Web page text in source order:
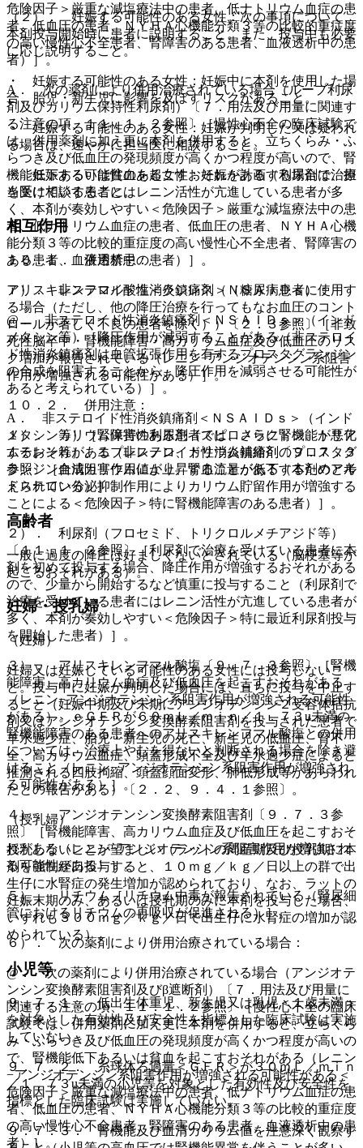
危険因子＞厳重な減塩療法中の患者、低ナトリウム血症の患
者、低血圧の患者、ＮＹＨＡ心機能分類３等の比較的重症度
の高い慢性心不全患者、腎障害のある患者、血液透析中の患
者）］。
A． 次の薬剤により併用治療されている場合（ループ利尿
剤及びカリウム保持性利尿剤）〔７．用法及び用量に関連す
る注意の項、１１．１．２参照〕［慢性心不全の臨床試験で
は、併用薬剤に加え更に本剤を併用すると、立ちくらみ・ふ
らつき及び低血圧の発現頻度が高くかつ程度が高いので、腎
機能低下あるいは貧血を起こすおそれがある（利尿剤で治療
を受けている患者にはレニン活性が亢進している患者が多
く、本剤が奏効しやすい＜危険因子＞厳重な減塩療法中の患
者、低ナトリウム血症の患者、低血圧の患者、ＮＹＨＡ心機
能分類３等の比較的重症度の高い慢性心不全患者、腎障害の
ある患者、血液透析中の患者）］。
７）． 非ステロイド性消炎鎮痛剤（ＮＳＡＩＤｓ）：
@． 非ステロイド性消炎鎮痛剤＜ＮＳＡＩＤｓ＞（インド
メタシン等）［降圧作用が減弱することがある（非ステロイ
ド性消炎鎮痛剤は血管拡張作用を有するプロスタグランジン
の合成を阻害することから、降圧作用を減弱させる可能性が
あると考えられている）］。
A． 非ステロイド性消炎鎮痛剤＜ＮＳＡＩＤｓ＞（インド
メタシン等）［腎障害のある患者では、さらに腎機能が悪化
するおそれがある（非ステロイド性消炎鎮痛剤のプロスタグ
ランジン合成阻害作用により、腎血流量が低下するためと考
えられている）］。
高齢者
一般に過度の降圧は好ましくないとされている（脳梗塞等が
起こるおそれがある）。
妊婦・授乳婦
（妊婦）
妊婦又は妊娠している可能性のある女性には投与しないこ
と。投与中に妊娠が判明した場合には、直ちに投与を中止す
ること（妊娠中期及び末期にアンジオテンシン２受容体拮抗
剤又はアンジオテンシン変換酵素阻害剤を投与された患者で
羊水過少症、胎児・新生児の死亡、新生児の低血圧、腎不
全、高カリウム血症、頭蓋形成不全及び羊水過少症によると
推測される四肢拘縮、頭蓋顔面変形、肺低形成等があらわれ
たとの報告がある）〔２．２、９．４．１参照〕。
（授乳婦）
授乳しないことが望ましい（ラットの周産期及び授乳期に本
剤を強制経口投与すると、１０ｍｇ／ｋｇ／日以上の群で出
生仔に水腎症の発生増加が認められており、なお、ラットの
妊娠末期のみ、あるいは授乳期のみに本剤を投与した場合、
いずれも３００ｍｇ／ｋｇ／日で出生仔に水腎症の増加が認
められている）。
小児等
９．７．１． 低出生体重児、新生児又は乳児＜１歳未満＞
を対象とした有効性及び安全性を指標とした臨床試験は実施
していない。
９．７．２． 糸球体ろ過量＜ＧＦＲ＞が３０ｍＬ／ｍｉｎ
／１．７３u未満の小児等を対象とした有効性及び安全性を
指標とした臨床試験は実施していない。
９．７．３． 腎機能及び血清カリウム値を注意深く観察す
（２）． 妊娠する可能性のある女性：次の事項について、
本剤投与開始時に患者に説明すること。また、投与中も必要
に応じ説明すること。
・ 妊娠する可能性のある女性：妊娠中に本剤を使用した場
合、胎児・新生児に影響を及ぼすリスクがあること。
・ 妊娠する可能性のある女性：妊娠が判明した又は疑われ
る場合は、速やかに担当医に相談すること。
・ 妊娠する可能性のある女性：妊娠を計画する場合は、担
当医に相談すること。
相互作用
１０．１． 併用禁忌：
アリスキレンフマル酸塩＜ラジレス＞（糖尿病患者に使用す
る場合（ただし、他の降圧治療を行ってもなお血圧のコント
ロールが著しく不良の患者を除く））〔２．３参照〕［非致
死性脳卒中・腎機能障害・高カリウム血症及び低血圧のリス
ク増加が報告されている（レニン−アンジオテンシン系阻害
作用が増強される可能性がある）］。
１０．２． 併用注意：
１）． カリウム保持性利尿剤（スピロノラクトン、トリア
ムテレン等）、エプレレノン、カリウム補給剤〔９．７．３
参照〕［血清カリウム値が上昇することがある（本剤のアル
ドステロン分泌抑制作用によりカリウム貯留作用が増強する
ことによる＜危険因子＞特に腎機能障害のある患者）］。
２）． 利尿剤（フロセミド、トリクロルメチアジド等）
〔１１．１．２参照〕［利尿剤で治療を受けている患者に本
剤を初めて投与する場合、降圧作用が増強するおそれがある
ので、少量から開始するなど慎重に投与すること（利尿剤で
治療を受けている患者にはレニン活性が亢進している患者が
多く、本剤が奏効しやすい＜危険因子＞特に最近利尿剤投与
を開始した患者）］。
３）． アリスキレンフマル酸塩〔９．７．３参照〕［腎機
能障害、高カリウム血症及び低血圧を起こすおそれがある
（レニン−アンジオテンシン系阻害作用が増強される可能性
がある）。ｅＧＦＲが６０ｍＬ／ｍｉｎ／１．７３u未満の
腎機能障害のある患者へのアリスキレンフマル酸塩との併用
については、治療上やむを得ないと判断される場合を除き避
けること（レニン−アンジオテンシン系阻害作用が増強され
る可能性がある）］。
４）． アンジオテンシン変換酵素阻害剤〔９．７．３参
照〕［腎機能障害、高カリウム血症及び低血圧を起こすおそ
れがある（レニン−アンジオテンシン系阻害作用が増強され
る可能性がある）］。
５）． リチウム［リチウム中毒が報告されている（腎尿細
管におけるリチウムの再吸収が促進される）］。
６）． 次の薬剤により併用治療されている場合：
@． 次の薬剤により併用治療されている場合（アンジオテ
ンシン変換酵素阻害剤及びβ遮断剤）〔７．用法及び用量に
関連する注意の項、１１．１．２参照〕［慢性心不全の臨床
試験では、併用薬剤に加え更に本剤を併用すると、立ちくら
み・ふらつき及び低血圧の発現頻度が高くかつ程度が高いの
で、腎機能低下あるいは貧血を起こすおそれがある（レニン
−アンジオテンシン系阻害作用が増強される可能性がある＜
危険因子＞厳重な減塩療法中の患者、低ナトリウム血症の患
者、低血圧の患者、ＮＹＨＡ心機能分類３等の比較的重症度
の高い慢性心不全患者、腎障害のある患者、血液透析中の患
者）］。